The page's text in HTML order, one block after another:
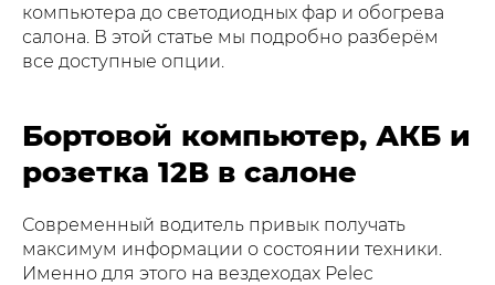
компьютера до светодиодных фар и обогрева
салона. В этой статье мы подробно разберём
все доступные опции.
Бортовой компьютер, АКБ и
розетка 12В в салоне
Современный водитель привык получать
максимум информации о состоянии техники.
Именно для этого на вездеходах Pelec